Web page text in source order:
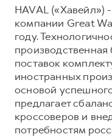
HAVAL («Хавейл»)
компании Great
году.
производственная
поставок
иностранных
основой
предлагает
кроссоверов и
потребностям